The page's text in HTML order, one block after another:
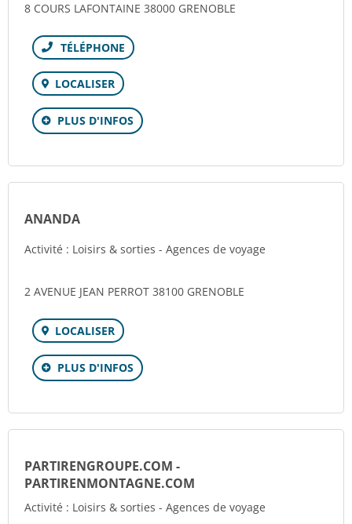
8 COURS LAFONTAINE 38000 GRENOBLE
Téléphone
LOCALISER
PLUS D'INFOS
ANANDA
Activité : Loisirs & sorties - Agences de voyage
2 AVENUE JEAN PERROT 38100 GRENOBLE
LOCALISER
PLUS D'INFOS
PARTIRENGROUPE.COM -
PARTIRENMONTAGNE.COM
Activité : Loisirs & sorties - Agences de voyage